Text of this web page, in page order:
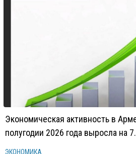
Экономическая активность в
полугодии 2026 года выросла на
ЭКОНОМИКА